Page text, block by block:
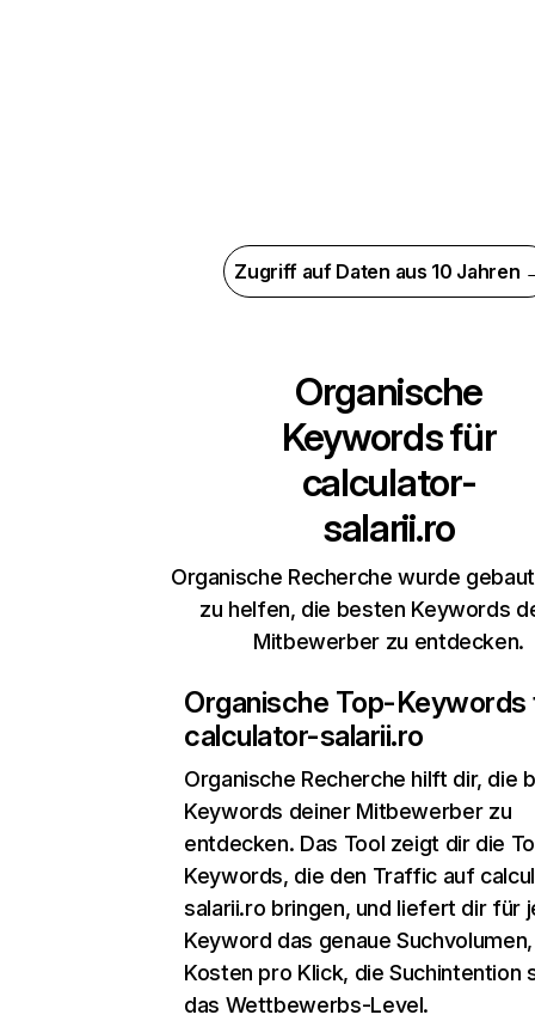
Zugriff auf Daten aus 10 Jahren
Organische
Keywords für
calculator-
salarii.ro
Organische Recherche wurde
zu helfen, die besten Keywords
Mitbewerber zu entdecken.
Organische Top-Keywords
calculator-salarii.ro
Organische Recherche hilft dir, die
Keywords deiner Mitbewerber zu
entdecken. Das Tool zeigt dir die
Keywords, die den Traffic auf
salarii.ro bringen, und liefert dir für
Keyword das genaue
Kosten pro Klick, die Suchintention
das Wettbewerbs-Level.